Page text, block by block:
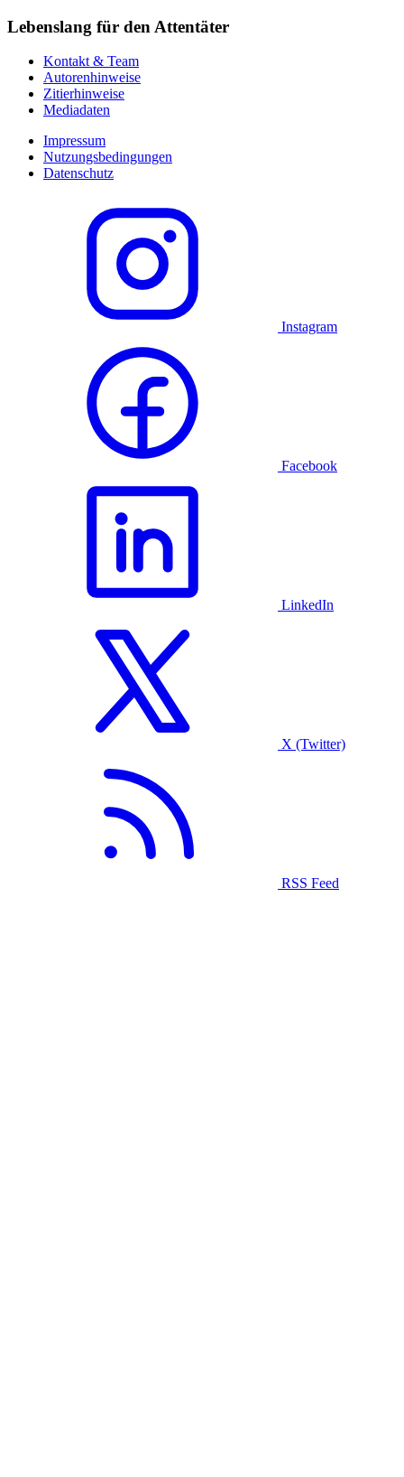
Lebenslang für den Attentäter
Kontakt & Team
Autorenhinweise
Zitierhinweise
Mediadaten
Impressum
Nutzungsbedingungen
Datenschutz
Instagram
Facebook
LinkedIn
X (Twitter)
RSS Feed